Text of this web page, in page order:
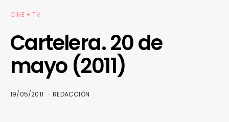
CINE + TV
Cartelera. 20 de
mayo (2011)
19/05/2011 REDACCIÓN